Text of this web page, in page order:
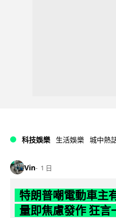
科技娛樂 生活娛樂 城中熱
Vin 1 日
特朗普嘲電動車主
量即焦慮發作 狂言